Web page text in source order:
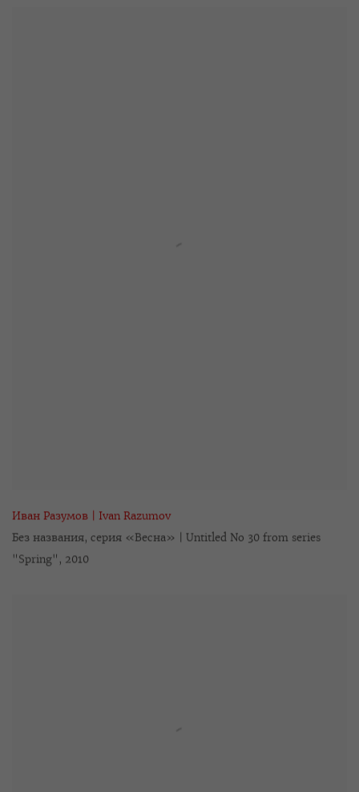
Иван Разумов | Ivan Razumov
Без названия, серия «Весна» | Untitled No 30 from series
"Spring" , 2010